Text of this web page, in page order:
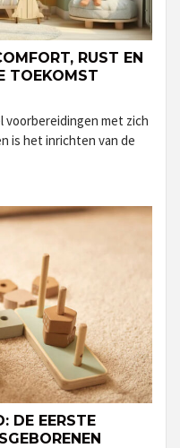
RUST EN
TOEKOMST
voorbereidingen met zich
is het inrichten van de
DE EERSTE